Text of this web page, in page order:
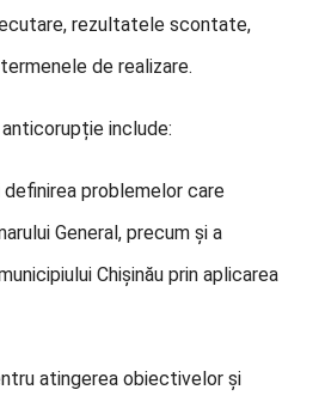
rezultatele scontate,
de realizare.
include:
problemelor care
General, precum și a
Chișinău prin aplicarea
atingerea obiectivelor şi